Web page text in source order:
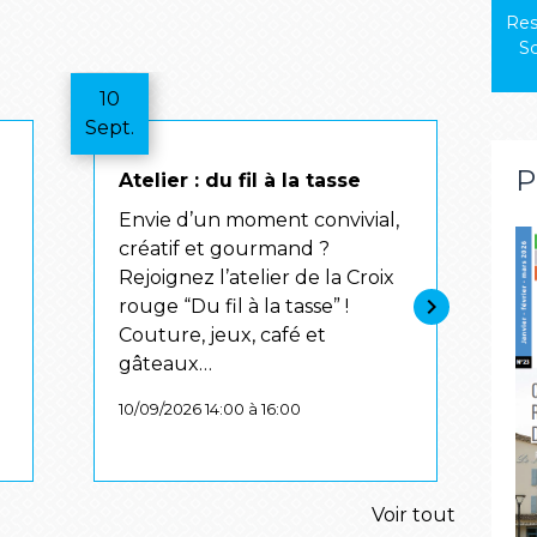
10
Sept.
Atelier : du fil à la tasse
Envie d’un moment convivial,
créatif et gourmand ?
Rejoignez l’atelier de la Croix
rouge “Du fil à la tasse” !
Couture, jeux, café et
gâteaux…
10/09/2026 14:00 à 16:00
08
keyboard_arrow_right
Voir tout